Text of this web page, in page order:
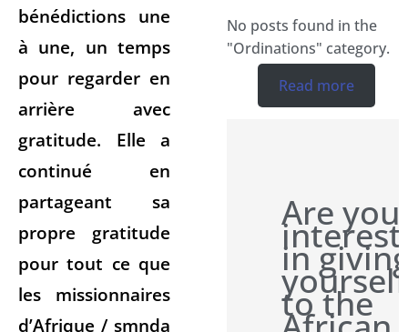
bénédictions une
à une, un temps
pour regarder en
arrière avec
gratitude. Elle a
continué en
partageant sa
propre gratitude
pour tout ce que
les missionnaires
d’Afrique / smnda
No posts found in the
"Ordinations" category.
Read more
Are you
in
yourself
to the